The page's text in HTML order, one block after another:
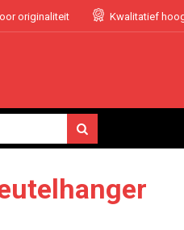
originaliteit Kwalitatief